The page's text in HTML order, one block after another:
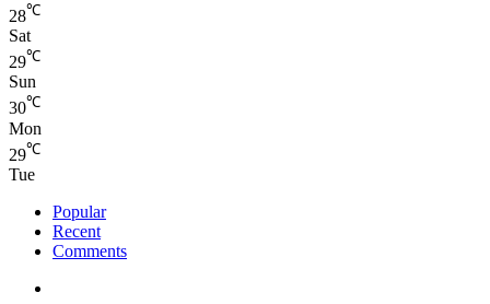
28℃
Sat
29℃
Sun
30℃
Mon
29℃
Tue
Popular
Recent
Comments